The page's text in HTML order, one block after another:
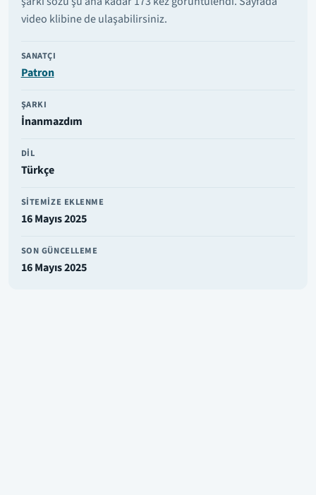
video klibine de ulaşabilirsiniz.
SANATÇI
Patron
ŞARKI
İnanmazdım
DIL
Türkçe
SITEMIZE EKLENME
16 Mayıs 2025
SON GÜNCELLEME
16 Mayıs 2025